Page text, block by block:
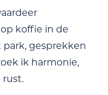
koffie in de
gesprekken
ik harmonie,
rust.